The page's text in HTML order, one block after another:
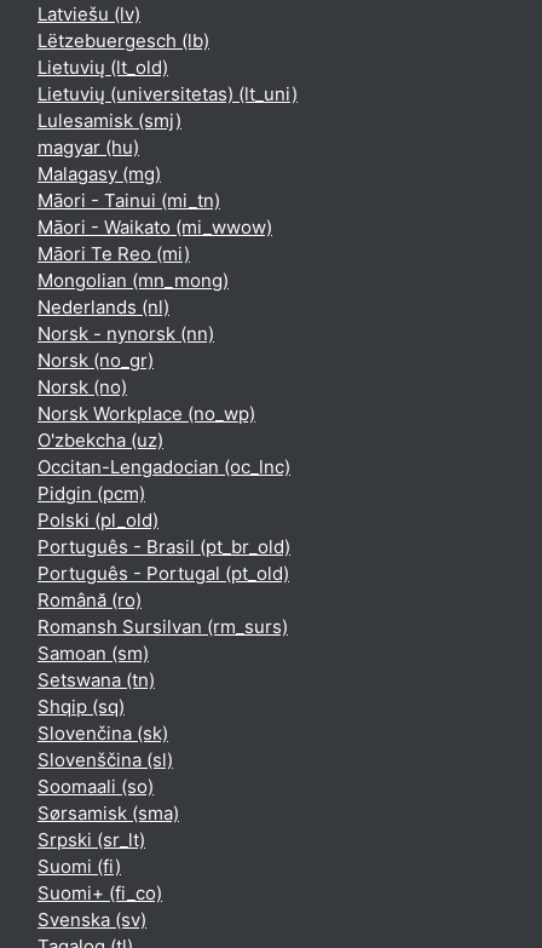
Latviešu ‎(lv)‎
Lëtzebuergesch ‎(lb)‎
Lietuvių ‎(lt_old)‎
Lietuvių (universitetas) ‎(lt_uni)‎
Lulesamisk ‎(smj)‎
magyar ‎(hu)‎
Malagasy ‎(mg)‎
Māori - Tainui ‎(mi_tn)‎
Māori - Waikato ‎(mi_wwow)‎
Māori Te Reo ‎(mi)‎
Mongolian ‎(mn_mong)‎
Nederlands ‎(nl)‎
Norsk - nynorsk ‎(nn)‎
Norsk ‎(no_gr)‎
Norsk ‎(no)‎
Norsk Workplace ‎(no_wp)‎
O'zbekcha ‎(uz)‎
Occitan-Lengadocian ‎(oc_lnc)‎
Pidgin ‎(pcm)‎
Polski ‎(pl_old)‎
Português - Brasil ‎(pt_br_old)‎
Português - Portugal ‎(pt_old)‎
Română ‎(ro)‎
Romansh Sursilvan ‎(rm_surs)‎
Samoan ‎(sm)‎
Setswana ‎(tn)‎
Shqip ‎(sq)‎
Slovenčina ‎(sk)‎
Slovenščina ‎(sl)‎
Soomaali ‎(so)‎
Sørsamisk ‎(sma)‎
Srpski ‎(sr_lt)‎
Suomi ‎(fi)‎
Suomi+ ‎(fi_co)‎
Svenska ‎(sv)‎